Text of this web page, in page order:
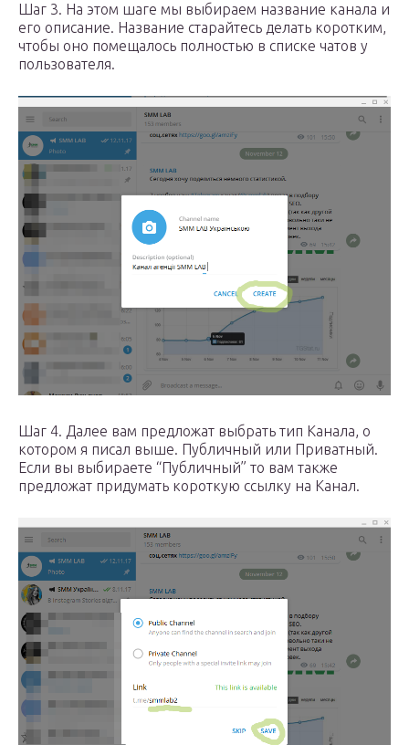
Шаг 3. На этом шаге мы выбираем название канала и
его описание. Название старайтесь делать коротким,
чтобы оно помещалось полностью в списке чатов у
пользователя.
Шаг 4. Далее вам предложат выбрать тип Канала, о
котором я писал выше. Публичный или Приватный.
Если вы выбираете “Публичный” то вам также
предложат придумать короткую ссылку на Канал.